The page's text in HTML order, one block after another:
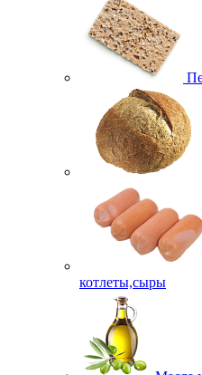
котлеты,сыры